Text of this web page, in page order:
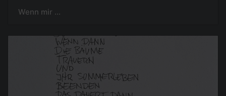
Wenn mir ...